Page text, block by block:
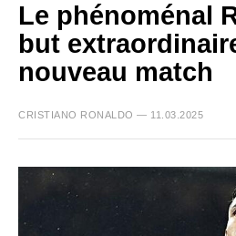
Le phénoménal
but
nouveau match
CRISTIANO RONALDO — 11.03.2025